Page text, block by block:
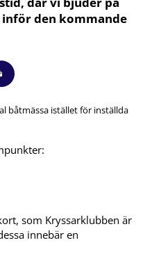
den kommande
som Kryssarklubben är
innebär en